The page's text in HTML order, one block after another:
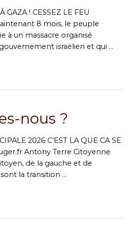
GAZA ! CESSEZ LE FEU
8 mois, le peuple
à un massacre organisé
israélien et qui …
nous ?
2026 C’EST LA QUE CA SE
Antony Terre Citoyenne
de la gauche et de
sont la transition …